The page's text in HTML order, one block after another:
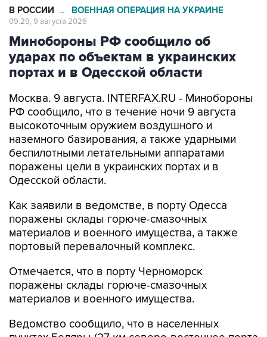
В РОССИИ → ВОЕННАЯ ОПЕРАЦИЯ НА УКРАИНЕ
09:29, 9 августа 2026
Минобороны РФ сообщило об
ударах по объектам в украинских
портах и в Одесской области
Москва. 9 августа. INTERFAX.RU - Минобороны
РФ сообщило, что в течение ночи 9 августа
высокоточным оружием воздушного и
наземного базирования, а также ударными
беспилотными летательными аппаратами
поражены цели в украинских портах и в
Одесской области.
Как заявили в ведомстве, в порту Одесса
поражены склады горюче-смазочных
материалов и военного имущества, а также
портовый перевалочный комплекс.
Отмечается, что в порту Черноморск
поражены склады горюче-смазочных
материалов и военного имущества.
Ведомство сообщило, что в населенных